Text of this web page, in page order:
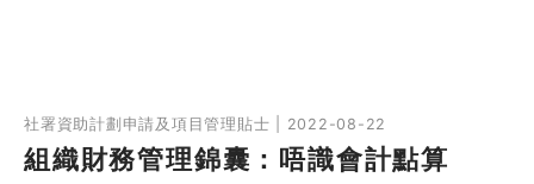
社署資助計劃申請及項目管理貼士 | 2022-08-22
組織財務管理錦囊：唔識會計點算